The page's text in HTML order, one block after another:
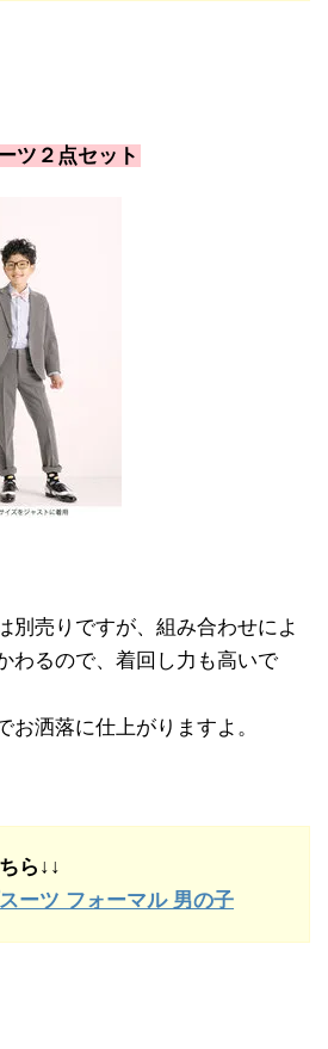
ツ２点セット
別売りですが、組み合わせによ
わるので、着回し力も高いで
お洒落に仕上がりますよ。
ら↓↓
ーツ フォーマル 男の子